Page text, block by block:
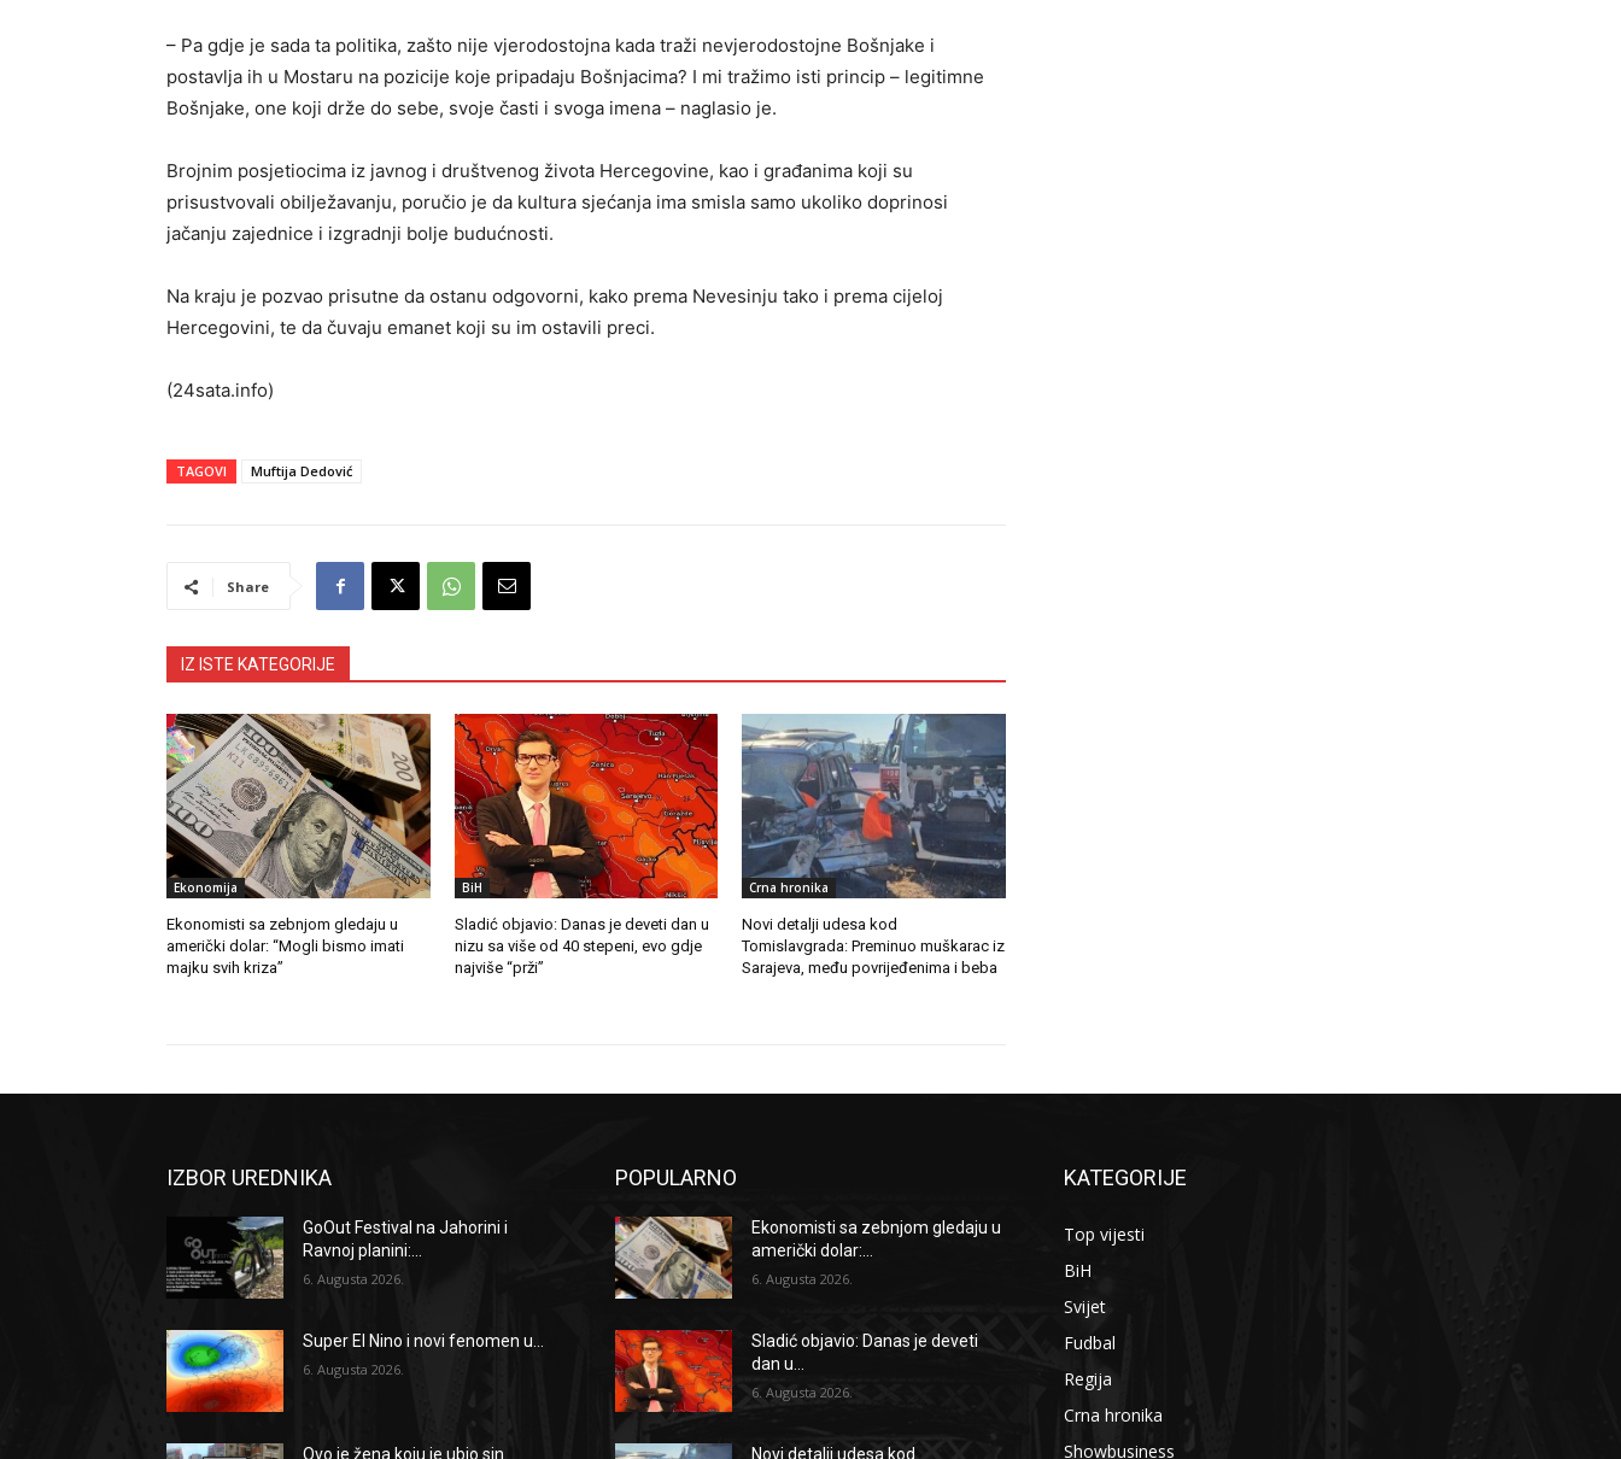
– Pa gdje je sada ta politika, zašto nije vjerodostojna kada traži nevjerodostojne Bošnjake i
postavlja ih u Mostaru na pozicije koje pripadaju Bošnjacima? I mi tražimo isti princip – legitimne
Bošnjake, one koji drže do sebe, svoje časti i svoga imena – naglasio je.
Brojnim posjetiocima iz javnog i društvenog života Hercegovine, kao i građanima koji su
prisustvovali obilježavanju, poručio je da kultura sjećanja ima smisla samo ukoliko doprinosi
jačanju zajednice i izgradnji bolje budućnosti.
Na kraju je pozvao prisutne da ostanu odgovorni, kako prema Nevesinju tako i prema cijeloj
Hercegovini, te da čuvaju emanet koji su im ostavili preci.
(24sata.info)
TAGOVI Muftija Dedović
Share
IZ ISTE KATEGORIJE
Ekonomija
Ekonomisti sa zebnjom gledaju u
američki dolar: “Mogli bismo imati
majku svih kriza”
BiH
Sladić objavio: Danas je deveti dan u
nizu sa više od 40 stepeni, evo gdje
najviše “prži”
Crna hronika
Novi detalji udesa kod
Tomislavgrada: Preminuo muškarac iz
Sarajeva, među povrijeđenima i beba
IZBOR UREDNIKA
GoOut Festival na Jahorini i
Ravnoj planini:...
6. Augusta 2026.
Super El Nino i novi fenomen u...
6. Augusta 2026.
Ovo je žena koju je ubio sin...
POPULARNO
Ekonomisti sa zebnjom gledaju u
američki dolar:...
6. Augusta 2026.
Sladić objavio: Danas je deveti
dan u...
6. Augusta 2026.
Novi detalji udesa kod
KATEGORIJE
Top vijesti
BiH
Svijet
Fudbal
Regija
Crna hronika
Showbusiness